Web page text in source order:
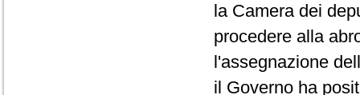
la Camera dei
procedere alla
l'assegnazione
il Governo ha